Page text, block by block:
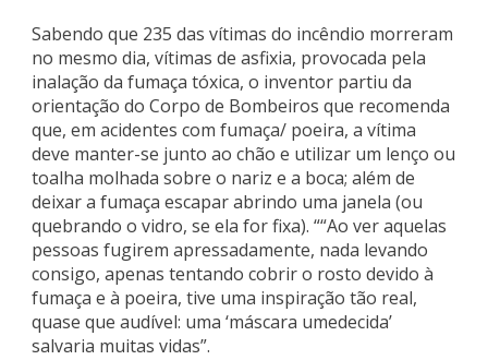
Sabendo que 235 das vítimas do incêndio morreram
no mesmo dia, vítimas de asfixia, provocada pela
inalação da fumaça tóxica, o inventor partiu da
orientação do Corpo de Bombeiros que recomenda
que, em acidentes com fumaça/ poeira, a vítima
deve manter-se junto ao chão e utilizar um lenço ou
toalha molhada sobre o nariz e a boca; além de
deixar a fumaça escapar abrindo uma janela (ou
quebrando o vidro, se ela for fixa). ““Ao ver aquelas
pessoas fugirem apressadamente, nada levando
consigo, apenas tentando cobrir o rosto devido à
fumaça e à poeira, tive uma inspiração tão real,
quase que audível: uma ‘máscara umedecida’
salvaria muitas vidas”.